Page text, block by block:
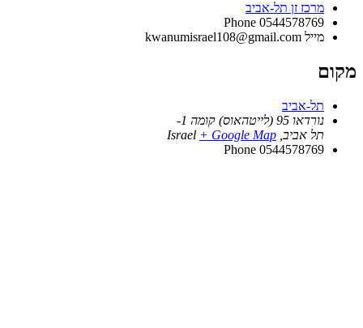
מרכז זן תל-אביב
Phone 0544578769
מייל kwanumisrael108@gmail.com
מקום
תל-אביב
נורדאו 95 (לייטהאוס) קומה 1-
תל אביב
Israel + Google Map
Phone 0544578769